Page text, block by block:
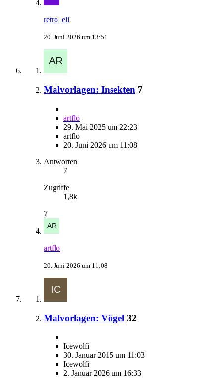
retro_eli
20. Juni 2026 um 13:51
Malvorlagen: Insekten 7
artflo
29. Mai 2025 um 22:23
artflo
20. Juni 2026 um 11:08
Antworten
7
Zugriffe
1,8k
7
artflo
20. Juni 2026 um 11:08
Malvorlagen: Vögel 32
Icewolfi
30. Januar 2015 um 11:03
Icewolfi
2. Januar 2026 um 16:33